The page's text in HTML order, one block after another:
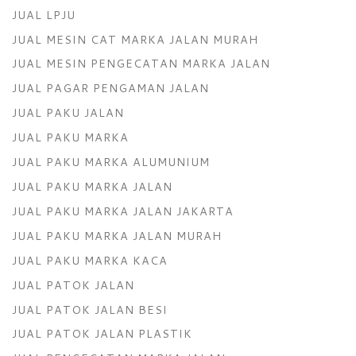
JUAL LPJU
JUAL MESIN CAT MARKA JALAN MURAH
JUAL MESIN PENGECATAN MARKA JALAN
JUAL PAGAR PENGAMAN JALAN
JUAL PAKU JALAN
JUAL PAKU MARKA
JUAL PAKU MARKA ALUMUNIUM
JUAL PAKU MARKA JALAN
JUAL PAKU MARKA JALAN JAKARTA
JUAL PAKU MARKA JALAN MURAH
JUAL PAKU MARKA KACA
JUAL PATOK JALAN
JUAL PATOK JALAN BESI
JUAL PATOK JALAN PLASTIK